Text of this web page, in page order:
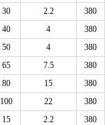
30 2.2
380
40 4
380
50 4
380
65 7.5
380
80 15
380
100 22
380
15 2.2
380